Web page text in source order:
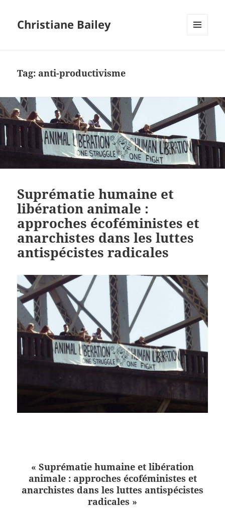
Christiane Bailey
Tag: anti-productivisme
Suprématie humaine et
libération animale :
approches écoféministes et
anarchistes dans les luttes
antispécistes radicales
« Suprématie humaine et libération
animale : approches écoféministes et
anarchistes dans les luttes antispécistes
radicales »